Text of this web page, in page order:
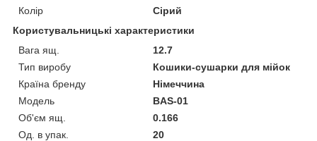
Колір
Сірий
Користувальницькі характеристики
Вага ящ.
12.7
Тип виробу
Кошики-сушарки для мійок
Країна бренду
Німеччина
Мoдель
BAS-01
Об'єм ящ.
0.166
Од. в упак.
20